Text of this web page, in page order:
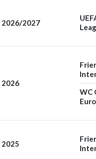
2026/2027
2026
WC
2025